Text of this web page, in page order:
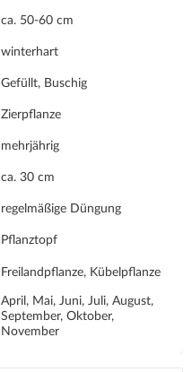
ca. 50-60 cm
winterhart
Gefüllt, Buschig
Zierpflanze
mehrjährig
ca. 30 cm
regelmäßige Düngung
Pflanztopf
Freilandpflanze, Kübelpflanze
April, Mai, Juni, Juli, August,
September, Oktober,
November